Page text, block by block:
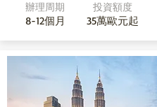
辦理周期
8-12個月
投資額度
35萬歐元起